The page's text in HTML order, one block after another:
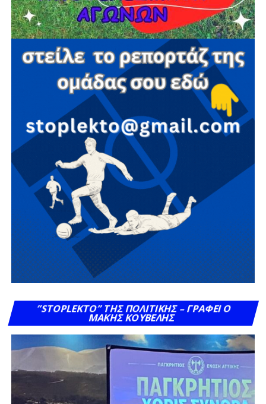
”STOPLEKTO” ΤΗΣ ΠΟΛΙΤΙΚΗΣ – ΓΡΆΦΕΙ Ο
ΜΆΚΗΣ ΚΟΥΒΈΛΗΣ